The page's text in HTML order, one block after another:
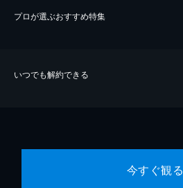
プロが選ぶおすすめ特集
いつでも解約できる
今すぐ観る